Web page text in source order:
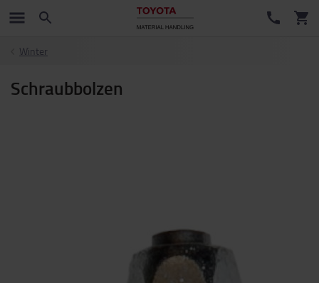
Winter
Schraubbolzen